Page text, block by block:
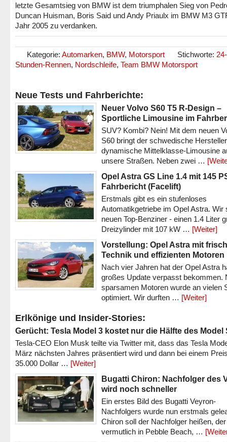
letzte Gesamtsieg von BMW ist dem triumphalen Sieg von
Duncan Huisman, Boris Said und Andy Priaulx im BMW M3
Jahr 2005 zu verdanken.
Kategorie: Automarken, BMW, Motorsport Stichworte: 24-
Stunden-Rennen, Nordschleife, Team BMW Motorsport
Neue Tests und Fahrberichte:
Neuer Volvo S60 T5 R-Design –
Sportliche Limousine im
SUV? Kombi? Nein! Mit dem neuen
S60 bringt der schwedische
dynamische Mittelklasse-Limousine
unsere Straßen. Neben zwei …
Opel Astra GS Line 1.4 mit 145
Fahrbericht (Facelift)
Erstmals gibt es ein stufenloses
Automatikgetriebe im Opel Astra. Wir
neuen Top-Benziner - einen 1.4 Liter
Dreizylinder mit 107 kW … [Weiter]
Vorstellung: Opel Astra mit
Technik und effizienten Motoren
Nach vier Jahren hat der Opel Astra
großes Update verpasst bekommen.
sparsamen Motoren wurde an vielen
optimiert. Wir durften … [Weiter]
Erlkönige und Insider-Stories:
Gerücht: Tesla Model 3 kostet nur die Hälfte des Model
Tesla-CEO Elon Musk teilte via Twitter mit, dass das Tesla
März nächsten Jahres präsentiert wird und dann bei einem
35.000 Dollar … [Weiter]
Bugatti Chiron: Nachfolger des
wird noch schneller
Ein erstes Bild des Bugatti Veyron-
Nachfolgers wurde nun erstmals
Chiron soll der Nachfolger heißen, der
vermutlich in Pebble Beach, …